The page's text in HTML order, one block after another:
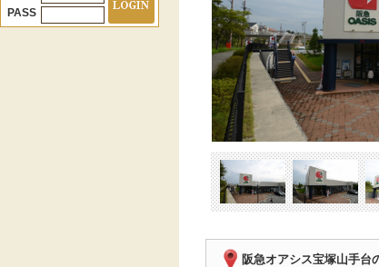
阪急オアシス宝塚山手台
PASS